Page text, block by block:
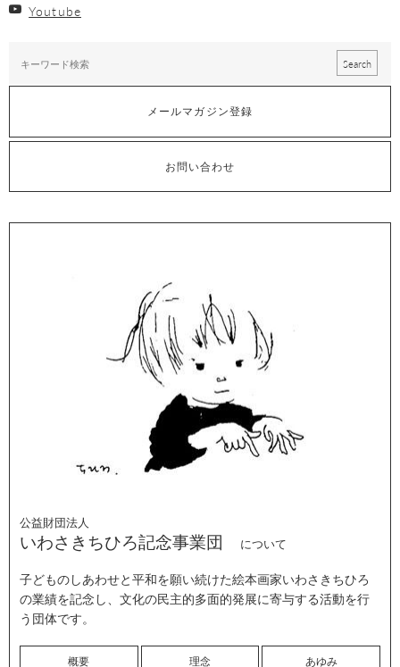
Youtube
メールマガジン登録
お問い合わせ
公益財団法人
いわさきちひろ記念事業団 について
子どものしあわせと平和を願い続けた絵本画家いわさきちひろ
の業績を記念し、文化の民主的多面的発展に寄与する活動を行
う団体です。
概要 理念 あゆみ